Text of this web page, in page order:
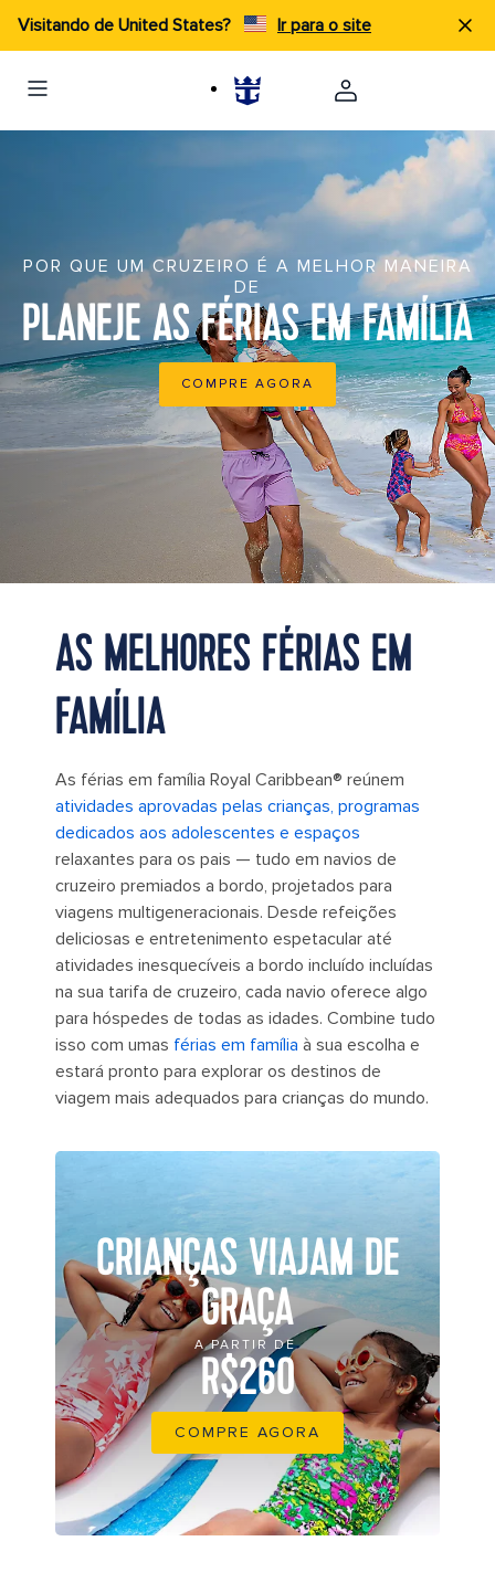
Visitando de United States? Ir para o site
POR QUE UM CRUZEIRO É A MELHOR MANEIRA
DE
PLANEJE AS FÉRIAS EM FAMÍLIA
COMPRE AGORA
AS MELHORES FÉRIAS EM
FAMÍLIA
As férias em família Royal Caribbean® reúnem
atividades aprovadas pelas crianças, programas
dedicados aos adolescentes e espaços
relaxantes para os pais — tudo em navios de
cruzeiro premiados a bordo, projetados para
viagens multigeneracionais. Desde refeições
deliciosas e entretenimento espetacular até
atividades inesquecíveis a bordo incluído incluídas
na sua tarifa de cruzeiro, cada navio oferece algo
para hóspedes de todas as idades. Combine tudo
isso com umas férias em família à sua escolha e
estará pronto para explorar os destinos de
viagem mais adequados para crianças do mundo.
CRIANÇAS VIAJAM DE
GRAÇA
A PARTIR DE
R$260
COMPRE AGORA